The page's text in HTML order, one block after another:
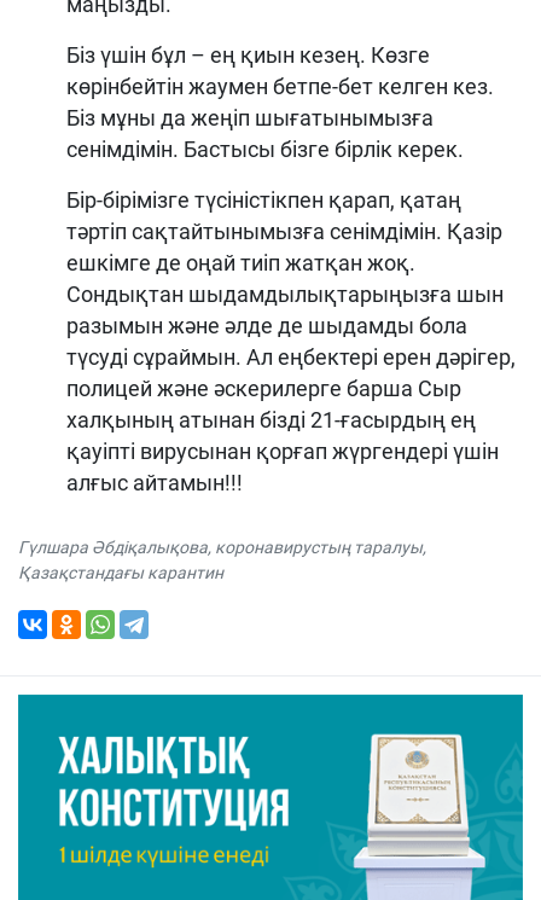
Біз үшін бұл – ең қиын кезең. Көзге
көрінбейтін жаумен бетпе-бет келген кез.
Біз мұны да жеңіп шығатынымызға
сенімдімін. Бастысы бізге бірлік керек.
Бір-бірімізге түсіністікпен қарап, қатаң
тәртіп сақтайтынымызға сенімдімін. Қазір
ешкімге де оңай тиіп жатқан жоқ.
Сондықтан шыдамдылықтарыңызға шын
разымын және әлде де шыдамды бола
түсуді сұраймын. Ал еңбектері ерен дәрігер,
полицей және әскерилерге барша Сыр
халқының атынан бізді 21-ғасырдың ең
қауіпті вирусынан қорғап жүргендері үшін
алғыс айтамын!!!
Гүлшара Әбдіқалықова, коронавирустың таралуы,
Қазақстандағы карантин